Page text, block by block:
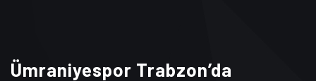
Ümraniyespor Trabzon’da